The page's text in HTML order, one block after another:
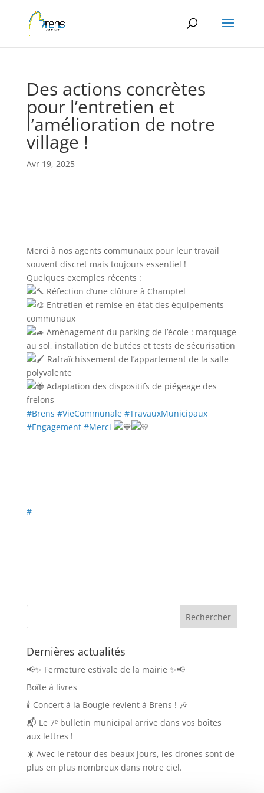
Des actions concrètes
pour l’entretien et
l’amélioration de notre
village !
Avr 19, 2025
Merci à nos agents communaux pour leur travail
souvent discret mais toujours essentiel !
Quelques exemples récents :
Réfection d’une clôture à Champtel
Entretien et remise en état des équipements
communaux
Aménagement du parking de l’école : marquage
au sol, installation de butées et tests de sécurisation
Rafraîchissement de l’appartement de la salle
polyvalente
Adaptation des dispositifs de piégeage des
frelons
#Brens #VieCommunale #TravauxMunicipaux
#Engagement #Merci
#
Dernières actualités
📢✨ Fermeture estivale de la mairie ✨📢
Boîte à livres
🕯️ Concert à la Bougie revient à Brens ! 🎶
📬 Le 7ᵉ bulletin municipal arrive dans vos boîtes
aux lettres !
☀️ Avec le retour des beaux jours, les drones sont de
plus en plus nombreux dans notre ciel.